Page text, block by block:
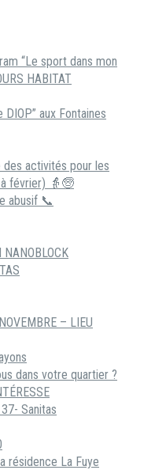
“Le sport dans mon
HABITAT
aux Fontaines
des activités pour les
février) 👵🧓
abusif 📞
– LIEU
dans votre quartier ?
Sanitas
résidence La Fuye